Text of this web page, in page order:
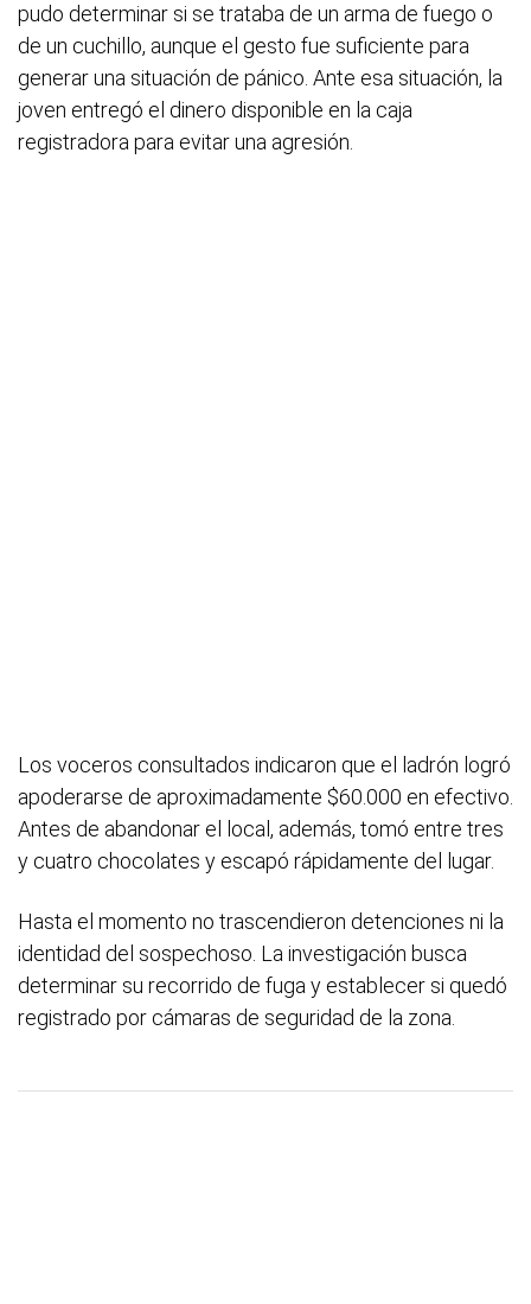
pudo determinar si se trataba de un arma de fuego o
de un cuchillo, aunque el gesto fue suficiente para
generar una situación de pánico. Ante esa situación, la
joven entregó el dinero disponible en la caja
registradora para evitar una agresión.
Los voceros consultados indicaron que el ladrón logró
apoderarse de aproximadamente $60.000 en efectivo.
Antes de abandonar el local, además, tomó entre tres
y cuatro chocolates y escapó rápidamente del lugar.
Hasta el momento no trascendieron detenciones ni la
identidad del sospechoso. La investigación busca
determinar su recorrido de fuga y establecer si quedó
registrado por cámaras de seguridad de la zona.